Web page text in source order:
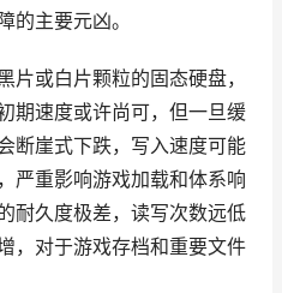
的主要元凶。
片或白片颗粒的固态硬盘，
期速度或许尚可，但一旦缓
断崖式下跌，写入速度可能
严重影响游戏加载和体系响
耐久度极差，读写次数远低
，对于游戏存档和重要文件